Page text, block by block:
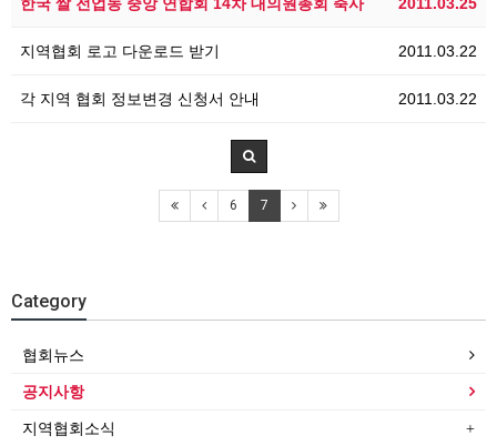
2011.03.22
지역협회 로고 다운로드 받기
2011.03.22
각 지역 협회 정보변경 신청서 안내
6 7
Category
협회뉴스
공지사항
지역협회소식